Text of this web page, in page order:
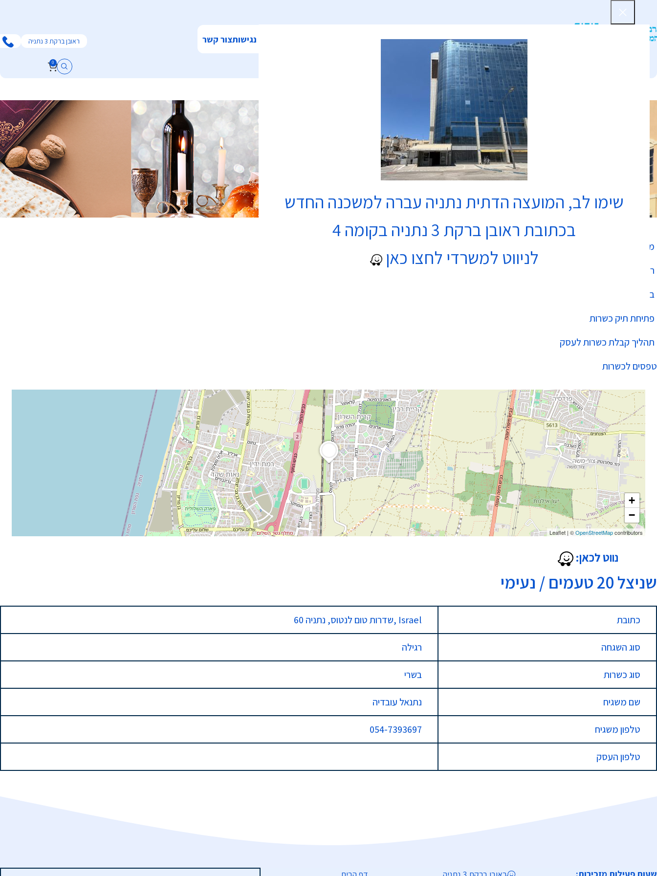
שימו לב, המועצה הדתית נתניה עברה למשכנה החדש
בכתובת ראובן ברקת 3 נתניה בקומה 4
לניווט למשרדי לחצו כאן
דף הביתאודות המועצה הצהרת נגישותצור קשר ראובן ברקת 3 נתניה
0
כשרות
מחלקת כשרות
רשימת עסקים כשרים
בהידור הכשרות
פתיחת תיק כשרות
תהליך קבלת כשרות לעסק
טפסים לכשרות
+
−
Leaflet | ©OpenStreetMapcontributors
נווט לכאן:
שניצל 20 טעמים / נעימי
כתובת 60 שדרות טום לנטוס, נתניה, Israel
סוג השגחה רגילה
סוג כשרות בשרי
שם משגיח נתנאל עובדיה
טלפון משגיח 054-7393697
טלפון העסק